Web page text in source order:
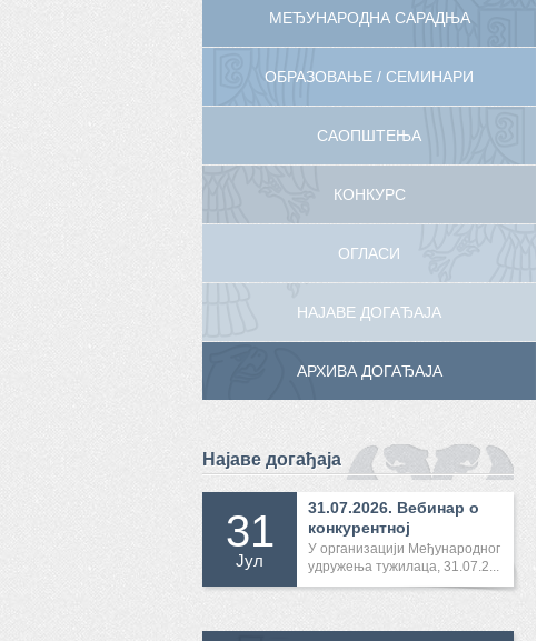
МЕЂУНАРОДНА САРАДЊА
ОБРАЗОВАЊЕ / СЕМИНАРИ
САОПШТЕЊА
КОНКУРС
ОГЛАСИ
НАЈАВЕ ДОГАЂАЈА
АРХИВА ДОГАЂАЈА
Најаве догађаја
31
Јул
31.07.2026. Вебинар о
конкурентној
међународној...
У организацији Међународног
удружења тужилаца, 31.07.2...